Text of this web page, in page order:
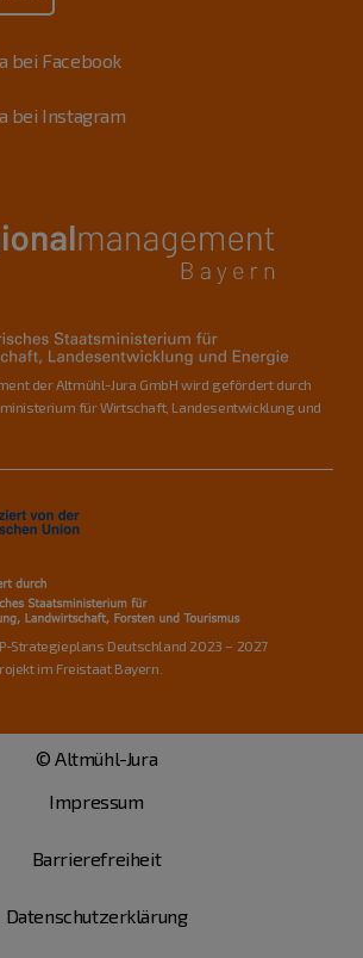
bei Facebook
bei Instagram
der Altmühl-Jura GmbH wird gefördert durch
für Wirtschaft, Landesentwicklung und
Strategieplans Deutschland 2023 – 2027
im Freistaat Bayern.
© Altmühl-Jura
Impressum
Barrierefreiheit
Datenschutzerklärung